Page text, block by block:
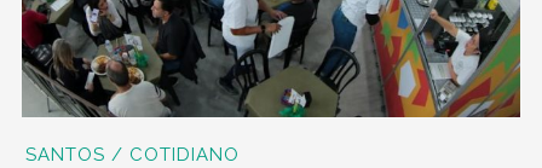
SANTOS / COTIDIANO